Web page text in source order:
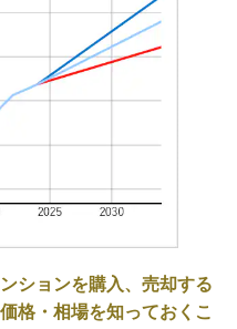
ションを購入、売却する
格・相場を知っておくこ